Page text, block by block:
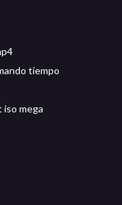
tiempo
iso mega